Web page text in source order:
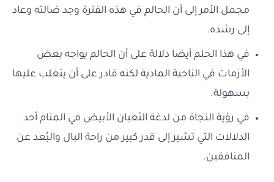
مجمل الأمر إلى أن الحالم في هذه الفترة وجد ضالته وعاد
إلى رشده.
في هذا الحلم أيضا دلالة على أن الحالم يواجه بعض
الأزمات في الناحية المادية لكنه قادر على أن يتغلب عليها
بسهولة.
في رؤية النجاة من لدغة الثعبان الأبيض في المنام أحد
الدلالات التي تشير إلى قدر كبير من راحة البال والبُعد عن
المنافقين.